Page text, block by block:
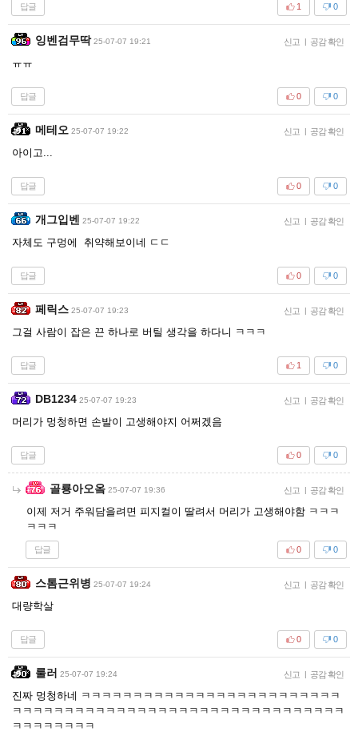
답글 0
1
잉벤검무딱 25-07-07 19:21 신고 | 공감 확인
ㅠㅠ
답글 0
0
메테오 25-07-07 19:22 신고 | 공감 확인
아이고...
답글 0
0
개그입벤 25-07-07 19:22 신고 | 공감 확인
자체도 구멍에 취약해보이네 ㄷㄷ
답글 0
0
페릭스 25-07-07 19:23 신고 | 공감 확인
그걸 사람이 잡은 끈 하나로 버틸 생각을 하다니 ㅋㅋㅋ
답글 0
1
DB1234 25-07-07 19:23 신고 | 공감 확인
머리가 멍청하면 손발이 고생해야지 어쩌겠음
답글 0
0
골룡아오옼 25-07-07 19:36 신고 | 공감 확인
이제 저거 주워담을려면 피지컬이 딸려서 머리가 고생해야함 ㅋㅋㅋ
ㅋㅋㅋ
답글 0
0
스톰근위병 25-07-07 19:24 신고 | 공감 확인
대량학살
답글 0
0
룰러 25-07-07 19:24 신고 | 공감 확인
진짜 멍청하네 ㅋㅋㅋㅋㅋㅋㅋㅋㅋㅋㅋㅋㅋㅋㅋㅋㅋㅋㅋㅋㅋㅋㅋㅋㅋ
ㅋㅋㅋㅋㅋㅋㅋㅋㅋㅋㅋㅋㅋㅋㅋㅋㅋㅋㅋㅋㅋㅋㅋㅋㅋㅋㅋㅋㅋㅋㅋㅋ
ㅋㅋㅋㅋㅋㅋㅋㅋ